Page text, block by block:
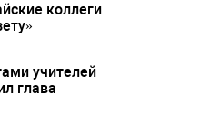
коллеги
учителей
глава